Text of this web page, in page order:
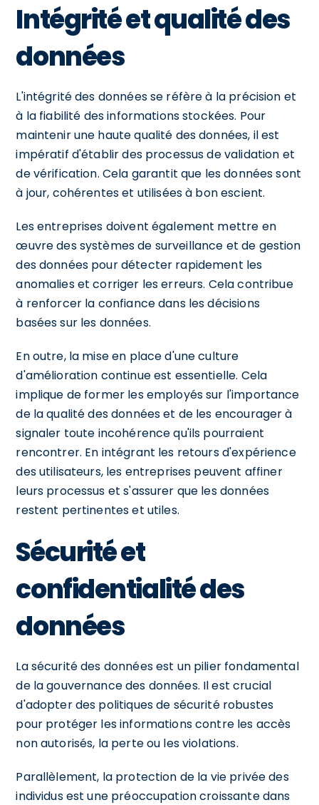
Intégrité et qualité des
données
L'intégrité des données se réfère à la précision et
à la fiabilité des informations stockées. Pour
maintenir une haute qualité des données, il est
impératif d'établir des processus de validation et
de vérification. Cela garantit que les données sont
à jour, cohérentes et utilisées à bon escient.
Les entreprises doivent également mettre en
œuvre des systèmes de surveillance et de gestion
des données pour détecter rapidement les
anomalies et corriger les erreurs. Cela contribue
à renforcer la confiance dans les décisions
basées sur les données.
En outre, la mise en place d'une culture
d'amélioration continue est essentielle. Cela
implique de former les employés sur l'importance
de la qualité des données et de les encourager à
signaler toute incohérence qu'ils pourraient
rencontrer. En intégrant les retours d'expérience
des utilisateurs, les entreprises peuvent affiner
leurs processus et s'assurer que les données
restent pertinentes et utiles.
Sécurité et
confidentialité des
données
La sécurité des données est un pilier fondamental
de la gouvernance des données. Il est crucial
d'adopter des politiques de sécurité robustes
pour protéger les informations contre les accès
non autorisés, la perte ou les violations.
Parallèlement, la protection de la vie privée des
individus est une préoccupation croissante dans